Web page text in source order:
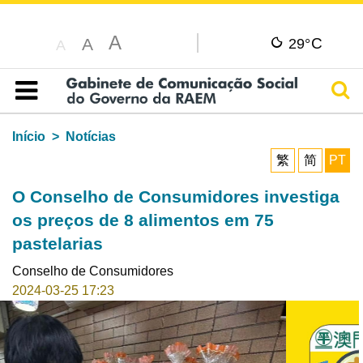
A A A 29°C
Índice
Início
Notícias
繁
简 PT
O Conselho de Consumidores investiga
os preços de 8 alimentos em 75
pastelarias
Conselho de Consumidores
2024-03-25 17:23